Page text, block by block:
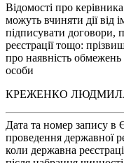
Відомості про
можуть вчиняти дії від
підписувати договори,
реєстрації тощо:
про наявність
особи
КРЕЖЕНКО ЛЮДМИЛА
Дата та номер запису в
проведення державної
коли державна